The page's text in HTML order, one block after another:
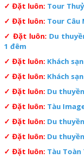
✓ Đặt luôn: Tour
✓ Đặt luôn: Tour Câu
✓ Đặt luôn: Du
1 đêm
✓ Đặt luôn: Khách
✓ Đặt luôn: Khách
✓ Đặt luôn: Du
✓ Đặt luôn: Tàu
✓ Đặt luôn: Du
✓ Đặt luôn: Du
✓ Đặt luôn: Tàu Toàn